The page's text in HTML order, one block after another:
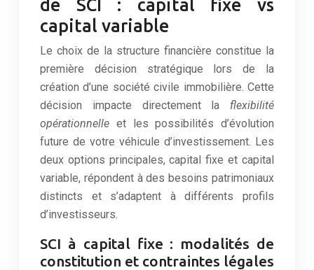
de SCI : capital fixe vs
capital variable
Le choix de la structure financière constitue la
première décision stratégique lors de la
création d’une société civile immobilière. Cette
décision impacte directement la flexibilité
opérationnelle et les possibilités d’évolution
future de votre véhicule d’investissement. Les
deux options principales, capital fixe et capital
variable, répondent à des besoins patrimoniaux
distincts et s’adaptent à différents profils
d’investisseurs.
SCI à capital fixe : modalités de
constitution et contraintes légales